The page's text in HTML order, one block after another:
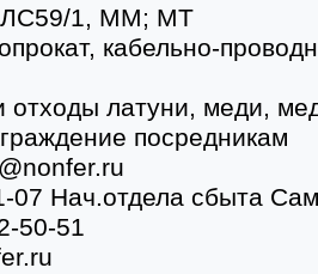
ЛС59/1, ММ; МТ
кабельно-
отходы латуни, меди,
посредникам
07 Нач.отдела сбыта
50-51